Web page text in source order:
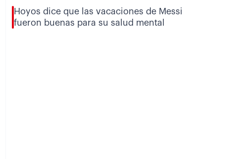
Hoyos dice que las vacaciones de Messi
fueron buenas para su salud mental